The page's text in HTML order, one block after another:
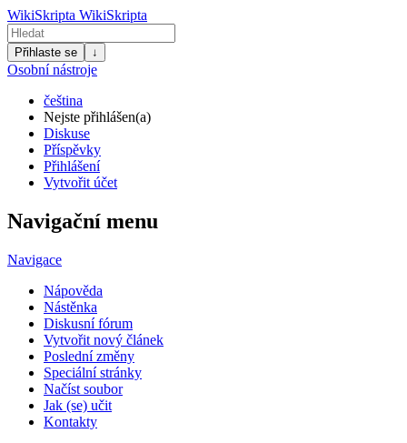
WikiSkripta WikiSkripta
Přihlaste se ↓
Osobní nástroje
čeština
Nejste přihlášen(a)
Diskuse
Příspěvky
Přihlášení
Vytvořit účet
Navigační menu
Navigace
Nápověda
Nástěnka
Diskusní fórum
Vytvořit nový článek
Poslední změny
Speciální stránky
Načíst soubor
Jak (se) učit
Kontakty